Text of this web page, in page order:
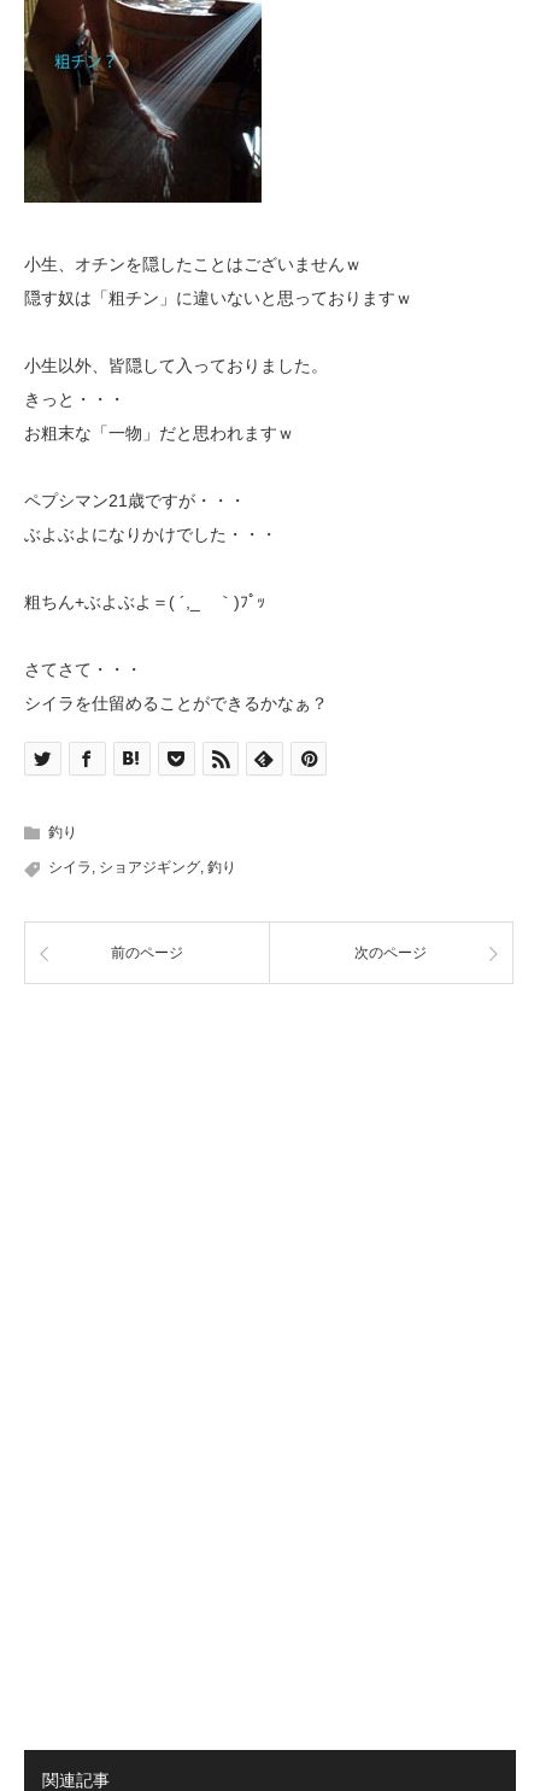
小生、オチンを隠したことはございませんｗ
隠す奴は「粗チン」に違いないと思っておりますｗ
小生以外、皆隠して入っておりました。
きっと・・・
お粗末な「一物」だと思われますｗ
ペプシマン21歳ですが・・・
ぶよぶよになりかけでした・・・
粗ちん+ぶよぶよ＝( ´,_ゝ｀)ﾌﾟｯ
さてさて・・・
シイラを仕留めることができるかなぁ？
釣り
シイラ , ショアジギング, 釣り
前のページ 次のページ
関連記事